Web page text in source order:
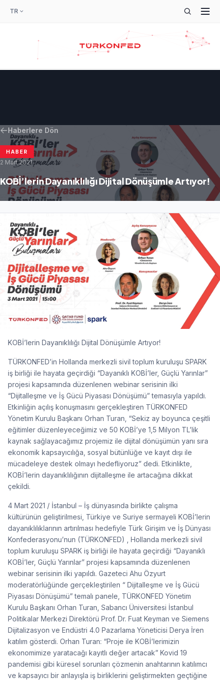
TR
Haberlere Dön
HABER
2 Mart 2021
KOBİ’lerin Dayanıklılığı Dijital Dönüşümle Artıyor!
KOBİ’lerin Dayanıklılığı Dijital Dönüşümle Artıyor!
TÜRKONFED’in Hollanda merkezli sivil toplum kuruluşu SPARK
iş birliği ile hayata geçirdiği “Dayanıklı KOBİ’ler, Güçlü Yarınlar”
projesi kapsamında düzenlenen webinar serisinin ilki
“Dijitalleşme ve İş Gücü Piyasası Dönüşümü” temasıyla yapıldı.
Etkinliğin açılış konuşmasını gerçekleştiren TÜRKONFED
Yönetim Kurulu Başkanı Orhan Turan, “Sekiz ay boyunca çeşitli
eğitimler düzenleyeceğimiz ve 50 KOBİ’ye 1,5 Milyon TL’lik
kaynak sağlayacağımız projemiz ile dijital dönüşümün yanı sıra
ekonomik kapsayıcılığa, sosyal bütünlüğe ve kayıt dışı ile
mücadeleye destek olmayı hedefliyoruz” dedi. Etkinlikte,
KOBİ’lerin dayanıklılığının dijitalleşme ile artacağına dikkat
çekildi.
4 Mart 2021 / İstanbul – İş dünyasında birlikte çalışma
kültürünün geliştirilmesi, Türkiye ve Suriye sermayeli KOBİ’lerin
dayanıklılıklarının artırılması hedefiyle Türk Girişim ve İş Dünyası
Konfederasyonu’nun (TÜRKONFED) , Hollanda merkezli sivil
toplum kuruluşu SPARK iş birliği ile hayata geçirdiği “Dayanıklı
KOBİ’ler, Güçlü Yarınlar” projesi kapsamında düzenlenen
webinar serisinin ilki yapıldı. Gazeteci Ahu Özyurt
moderatörlüğünde gerçekleştirilen “ Dijitalleşme ve İş Gücü
Piyasası Dönüşümü” temalı panele, TÜRKONFED Yönetim
Kurulu Başkanı Orhan Turan, Sabancı Üniversitesi İstanbul
Politikalar Merkezi Direktörü Prof. Dr. Fuat Keyman ve Siemens
Dijitalizasyon ve Endüstri 4.0 Pazarlama Yöneticisi Derya İren
katılım gösterdi. Orhan Turan: “Proje ile KOBİ’lerimizin
ekonomimize yaratacağı kayıtlı değer artacak” Kovid 19
pandemisi gibi küresel sorunları çözmenin anahtarının katılımcı
ve kapsayıcı bir anlayışla iş birliklerini geliştirmekten geçtiğine